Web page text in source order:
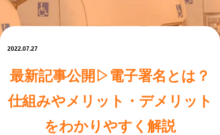
2022.07.27
最新記事公開▷電子署名とは？
仕組みやメリット・デメリット
をわかりやすく解説